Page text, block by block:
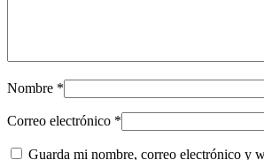
Nombre *
Correo electrónico *
Guarda mi nombre, correo electrónico y